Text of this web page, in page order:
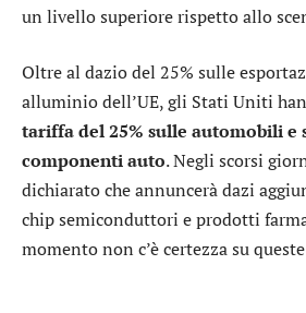
un livello superiore rispetto allo
Oltre al dazio del 25% sulle
alluminio dell’UE, gli Stati Uniti
tariffa del 25% sulle automobili e
componenti auto. Negli scorsi
dichiarato che annuncerà dazi
chip semiconduttori e prodotti
momento non c’è certezza su